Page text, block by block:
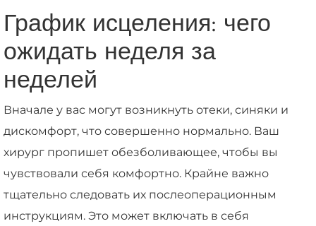
График исцеления: чего
ожидать неделя за
неделей
Вначале у вас могут возникнуть отеки, синяки и
дискомфорт, что совершенно нормально. Ваш
хирург пропишет обезболивающее, чтобы вы
чувствовали себя комфортно. Крайне важно
тщательно следовать их послеоперационным
инструкциям. Это может включать в себя